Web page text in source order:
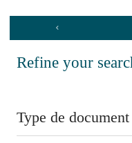
Refine your
Type de document